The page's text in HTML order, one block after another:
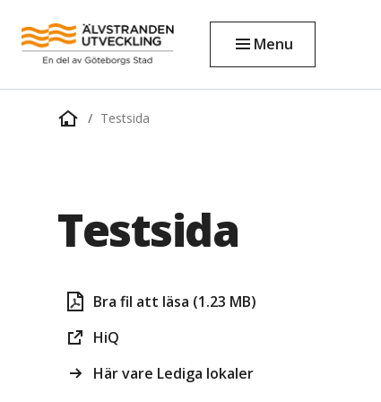
Menu
Home
Testsida
Testsida
Bra fil att läsa (1.23 MB)
HiQ
Här vare Lediga lokaler